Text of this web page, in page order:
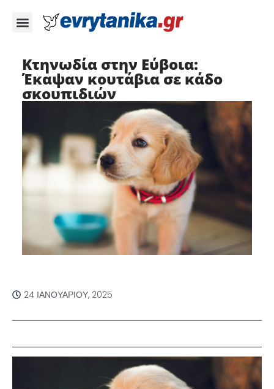
Κτηνωδία στην Εύβοια:
Έκαψαν κουτάβια σε κάδο
σκουπιδιών
24 ΙΑΝΟΥΑΡΊΟΥ, 2025